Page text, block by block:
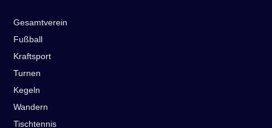
Gesamtverein
Fußball
Kraftsport
Turnen
Kegeln
Wandern
Tischtennis